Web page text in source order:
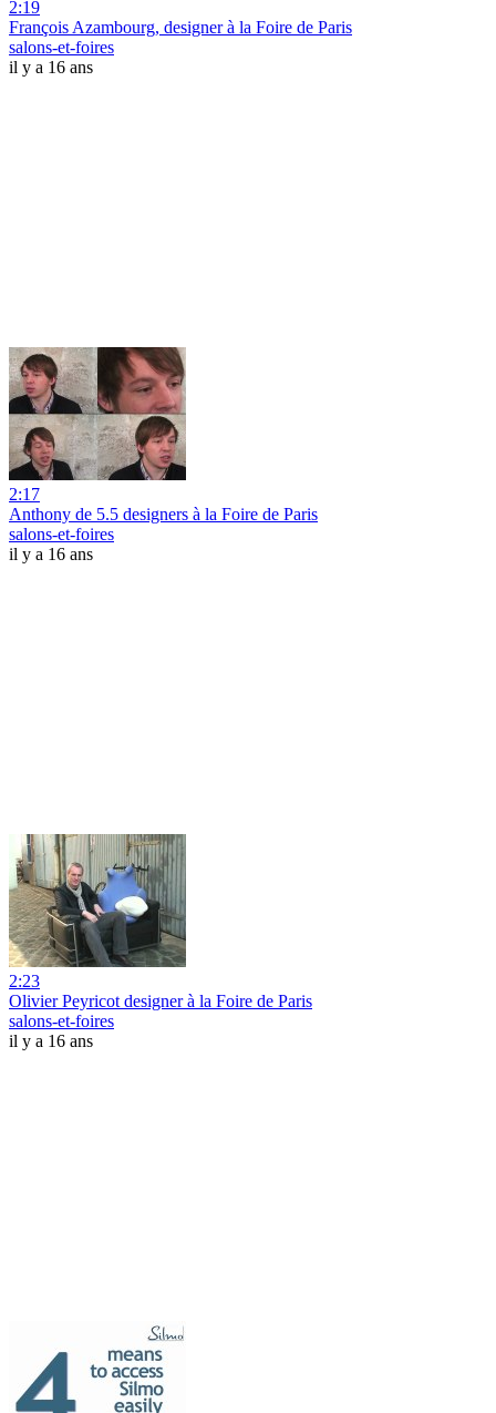
2:19
François Azambourg, designer à la Foire de Paris
salons-et-foires
il y a 16 ans
2:17
Anthony de 5.5 designers à la Foire de Paris
salons-et-foires
il y a 16 ans
2:23
Olivier Peyricot designer à la Foire de Paris
salons-et-foires
il y a 16 ans